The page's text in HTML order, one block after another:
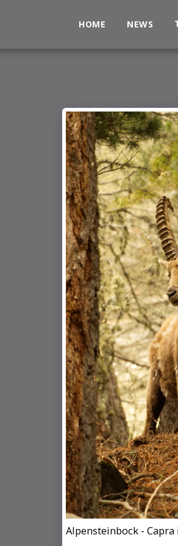
HOME NEWS
Alpensteinbock - Capra